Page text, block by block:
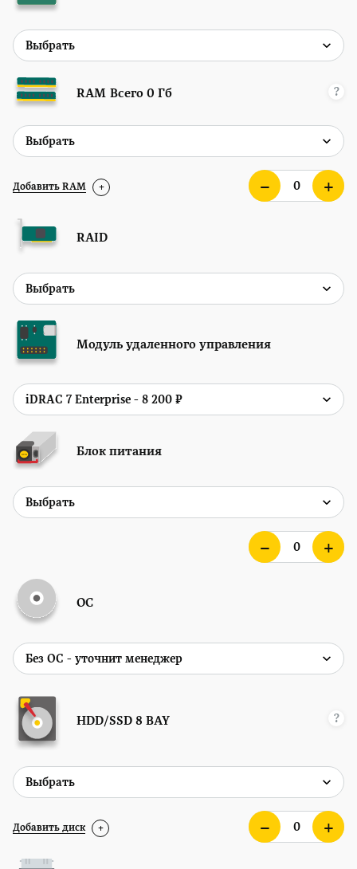
RAM Всего 0 Гб ?
Добавить RAM +
RAID
Модуль удаленного управления
Блок питания
ОС
HDD/SSD 8 BAY ?
Добавить диск +